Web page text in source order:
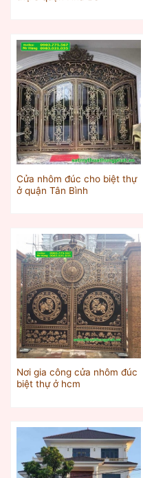
Cửa nhôm đúc cho biệt thự
ở quận Tân Bình
Nơi gia công cửa nhôm đúc
biệt thự ở hcm